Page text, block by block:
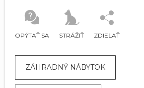
OPÝTAŤ SA STRÁŽIŤ ZDIEĽAŤ
ZÁHRADNÝ NÁBYTOK